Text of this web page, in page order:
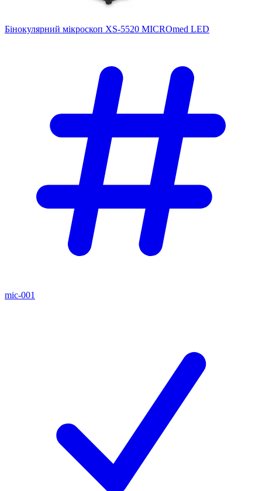
Бінокулярний мікроскоп XS-5520 MICROmed LED
mic-001